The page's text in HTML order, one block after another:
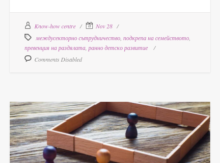
Know-how centre
Nov 28
междусекторно сътрудничество подкрепа на семейството
превенция на раздялата ранно детско развитие
Comments Disabled